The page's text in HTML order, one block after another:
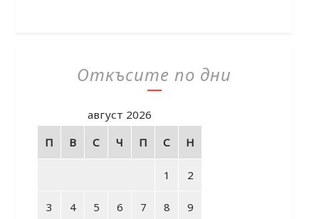
Откъсите по дни
август 2026
П
В С Ч П С Н
1 2
3 4 5 6 7 8 9